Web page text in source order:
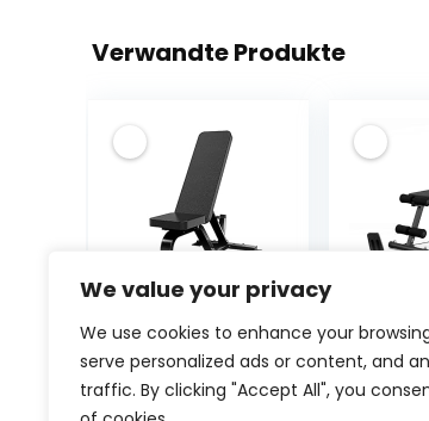
We value your privacy
We use cookies to enhance your
serve personalized ads or content, and
traffic. By clicking "Accept All", you
Verwandte Produkte
WYRMB
Commercial
Professional
Bench Press
ZIPRO